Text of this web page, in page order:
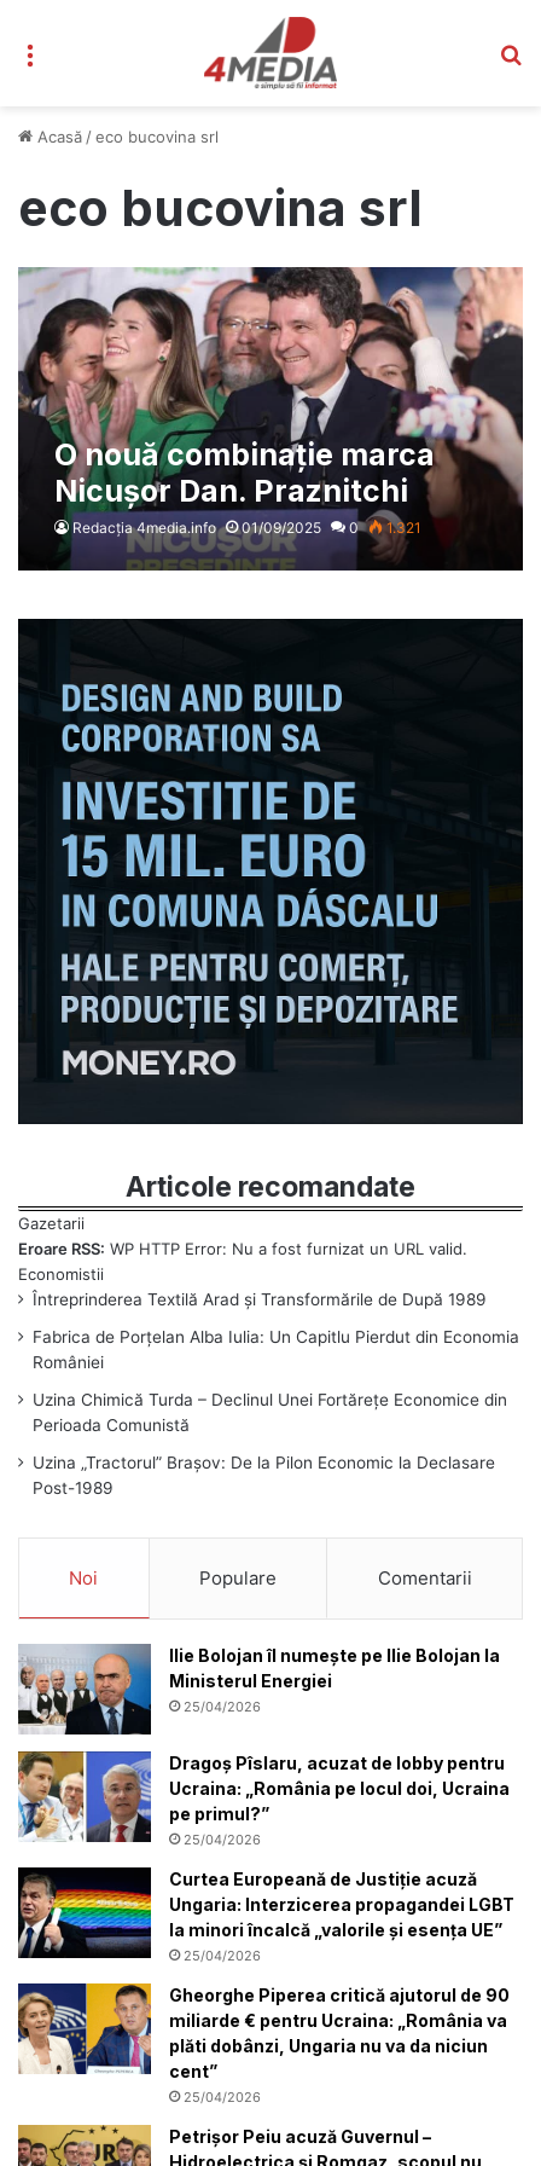
Acasă /eco bucovina srl
eco bucovina srl
O nouă combinație marca
Nicușor Dan. Praznitchi
Roxana Ioana, de la AEP la
banii din campanie
Redacția 4media.info 01/09/2025 0 1.321
Articole recomandate
Eroare RSS: WP HTTP Error: Nu a fost furnizat un URL valid.
Întreprinderea Textilă Arad și Transformările de După 1989
Fabrica de Porțelan Alba Iulia: Un Capitlu Pierdut din Economia
României
Uzina Chimică Turda – Declinul Unei Fortărețe Economice din
Perioada Comunistă
Uzina „Tractorul” Brașov: De la Pilon Economic la Declasare
Post-1989
Noi Populare Comentarii
Ilie Bolojan îl numește pe Ilie Bolojan la
Ministerul Energiei
25/04/2026
Dragoș Pîslaru, acuzat de lobby pentru
Ucraina: „România pe locul doi, Ucraina
pe primul?”
25/04/2026
Curtea Europeană de Justiție acuză
Ungaria: Interzicerea propagandei LGBT
la minori încalcă „valorile și esența UE”
25/04/2026
Gheorghe Piperea critică ajutorul de 90
miliarde € pentru Ucraina: „România va
plăti dobânzi, Ungaria nu va da niciun
cent”
25/04/2026
Petrișor Peiu acuză Guvernul –